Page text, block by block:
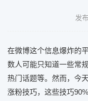
发
在微博这个信息爆炸的
数人可能只知道一些常
热门话题等。然而，今
涨粉技巧，这些技巧